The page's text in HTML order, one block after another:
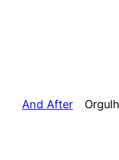
And After